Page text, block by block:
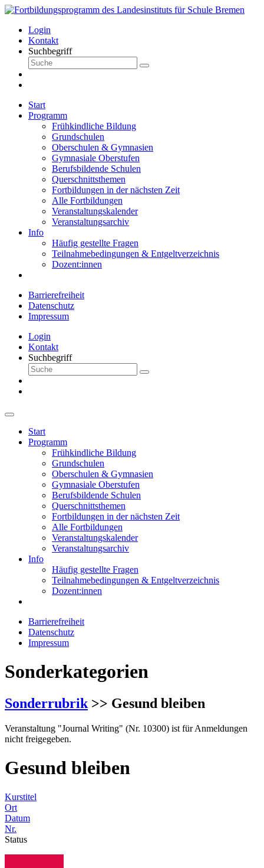
Login
Kontakt
Suchbegriff
Start
Programm
Frühkindliche Bildung
Grundschulen
Oberschulen & Gymnasien
Gymnasiale Oberstufen
Berufsbildende Schulen
Querschnittsthemen
Fortbildungen in der nächsten Zeit
Alle Fortbildungen
Veranstaltungskalender
Veranstaltungsarchiv
Info
Häufig gestellte Fragen
Teilnahmebedingungen & Entgeltverzeichnis
Dozent:innen
Barrierefreiheit
Datenschutz
Impressum
Login
Kontakt
Suchbegriff
Start
Programm
Frühkindliche Bildung
Grundschulen
Oberschulen & Gymnasien
Gymnasiale Oberstufen
Berufsbildende Schulen
Querschnittsthemen
Fortbildungen in der nächsten Zeit
Alle Fortbildungen
Veranstaltungskalender
Veranstaltungsarchiv
Info
Häufig gestellte Fragen
Teilnahmebedingungen & Entgeltverzeichnis
Dozent:innen
Barrierefreiheit
Datenschutz
Impressum
Sonderkategorien
Sonderrubrik >> Gesund bleiben
Veranstaltung "Journal Writing" (Nr. 10300) ist für Anmeldungen
nicht freigegeben.
Gesund bleiben
Kurstitel
Ort
Datum
Nr.
Status